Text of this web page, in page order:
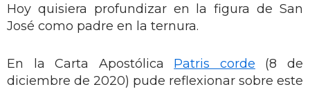
Hoy quisiera profundizar en la figura de San
José como padre en la ternura.
En la Carta Apostólica Patris corde (8 de
diciembre de 2020) pude reflexionar sobre este